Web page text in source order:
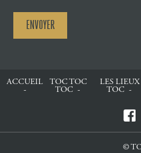
ACCUEIL TOC TOC
TOC
LES LIEUX
TOC
©